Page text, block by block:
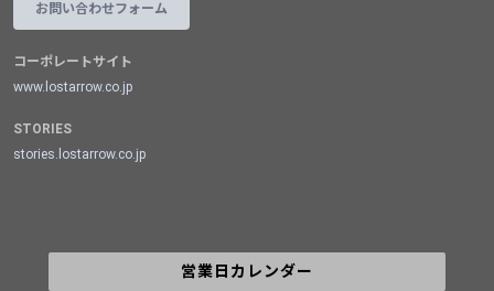
お問い合わせフォーム
コーポレートサイト
www.lostarrow.co.jp
STORIES
stories.lostarrow.co.jp
営業日カレンダー